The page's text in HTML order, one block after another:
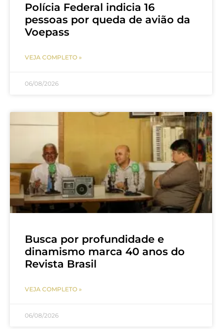
Polícia Federal indicia 16
pessoas por queda de avião da
Voepass
VEJA COMPLETO »
06/08/2026
Busca por profundidade e
dinamismo marca 40 anos do
Revista Brasil
VEJA COMPLETO »
06/08/2026